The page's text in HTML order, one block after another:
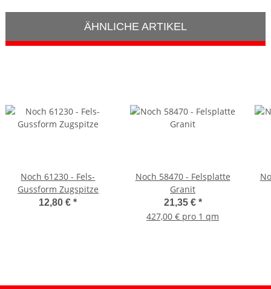
ÄHNLICHE ARTIKEL
Noch 61230 - Fels-
Gussform Zugspitze
12,80 €*
Noch 58470 - Felsplatte
Granit
21,35 € *
427,00 € pro 1 qm